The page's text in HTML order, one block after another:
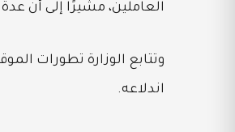
العاملين، مشيرًا إلى أن
وتتابع الوزارة تطورات
اندلاعه.